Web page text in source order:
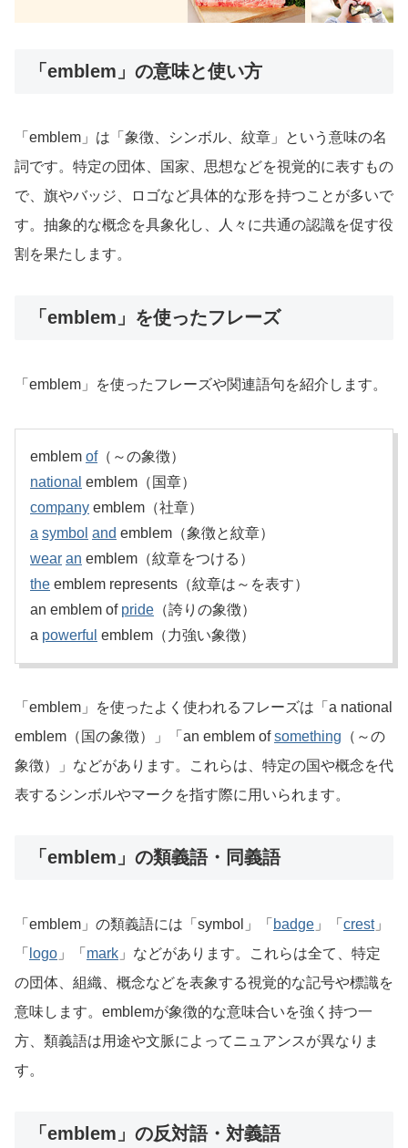
「emblem」の意味と使い方
「emblem」は「象徴、シンボル、紋章」という意味の名
詞です。特定の団体、国家、思想などを視覚的に表すもの
で、旗やバッジ、ロゴなど具体的な形を持つことが多いで
す。抽象的な概念を具象化し、人々に共通の認識を促す役
割を果たします。
「emblem」を使ったフレーズ
「emblem」を使ったフレーズや関連語句を紹介します。
emblem of（～の象徴）
national emblem（国章）
company emblem（社章）
a symbol and emblem（象徴と紋章）
wear an emblem（紋章をつける）
the emblem represents（紋章は～を表す）
an emblem of pride （誇りの象徴）
a powerful emblem（力強い象徴）
「emblem」を使ったよく使われるフレーズは「a national
emblem（国の象徴）」「an emblem ofsomething （～の
象徴）」などがあります。これらは、特定の国や概念を代
表するシンボルやマークを指す際に用いられます。
「emblem」の類義語・同義語
「emblem」の類義語には「symbol」「 badge 」「 crest」
「 logo 」「 mark 」などがあります。これらは全て、特定
の団体、組織、概念などを表象する視覚的な記号や標識を
意味します。emblemが象徴的な意味合いを強く持つ一
方、類義語は用途や文脈によってニュアンスが異なりま
す。
「emblem」の反対語・対義語